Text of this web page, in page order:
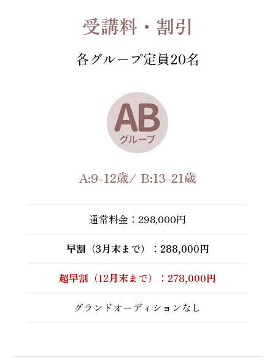
受講料・割引
各グループ定員20名
A:9-12歳/ B:13-21歳
通常料金：298,000円
早割（3月末まで）：288,000円
超早割（12月末まで）：278,000円
グランドオーディションなし